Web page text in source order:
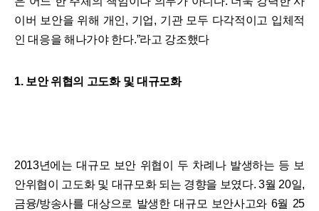
이버 보안을 위해 개인, 기업, 기관 모두 다각적이고 입체적
인 대응을 해나가야 한다.”라고 강조했다
1. 보안 위협의 고도화 및 대규모화
2013년에는 대규모 보안 위협이 두 차례나 발생하는 등 보
안위협이 고도화 및 대규모화 되는 경향을 보였다. 3월 20일,
금융/방송사를 대상으로 발생한 대규모 보안사고와 6월 25